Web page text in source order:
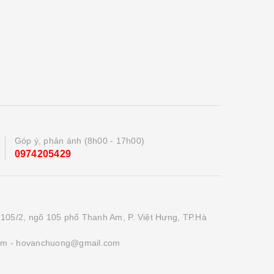
Góp ý, phản ánh (8h00 - 17h00)
0974205429
2, ngõ 105 phố Thanh Am, P. Việt Hưng, TP.Hà
- hovanchuong@gmail.com